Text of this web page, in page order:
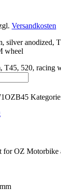
Versandkosten
silver anodized,
wheel
T45, 520, racing
for OZ Motorbike